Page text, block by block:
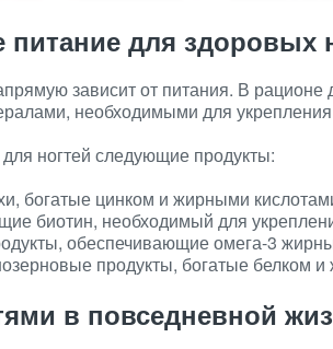
для здоровых
зависит от питания. В
необходимыми для укрепления
ногтей следующие продукты:
богатые цинком и жирными
биотин, необходимый для
обеспечивающие омега-3
продукты, богатые белком и
в повседневной